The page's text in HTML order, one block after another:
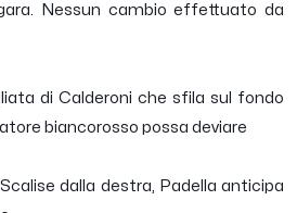
Nessun cambio effettuato da
di Calderoni che sfila sul fondo
biancorosso possa deviare
dalla destra, Padella anticipa